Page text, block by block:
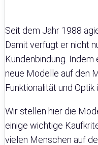
Seit dem Jahr 1988
Damit verfügt er nicht
Kundenbindung.
neue Modelle auf den
Funktionalität und Optik
Wir stellen hier die
einige wichtige
vielen Menschen auf